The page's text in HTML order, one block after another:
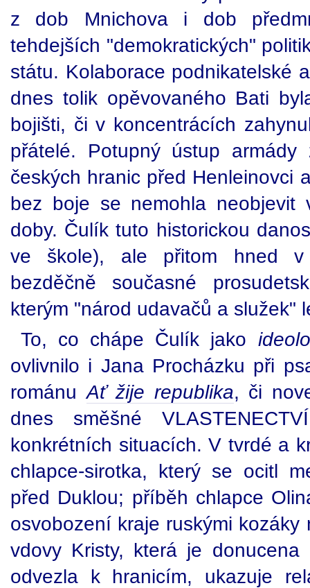
z dob Mnichova i dob
tehdejších "demokratických"
státu. Kolaborace podnikatelské
dnes tolik opěvovaného Bati
bojišti, či v koncentrácích
přátelé. Potupný ústup
českých hranic před Henleinovci
bez boje se nemohla neobjevit
doby. Čulík tuto historickou
ve škole), ale přitom hned v
bezděčně současné
kterým "národ udavačů a služek"
To, co chápe Čulík jako
ovlivnilo i Jana Procházku při
románuAť žije republika, či
dnes směšné
konkrétních situacích. V tvrdé a
chlapce-sirotka, který se ocitl
před Duklou; příběh chlapce
osvobození kraje ruskými
vdovy Kristy, která je donucena
odvezla k hranicím, ukazuje